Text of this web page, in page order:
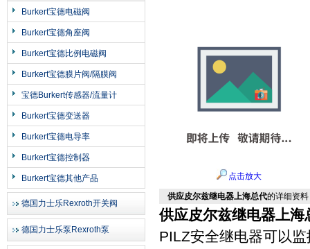
Burkert宝德电磁阀
Burkert宝德角座阀
Burkert宝德比例电磁阀
Burkert宝德膜片阀/隔膜阀
宝德Burkert传感器/流量计
Burkert宝德变送器
Burkert宝德电导率
Burkert宝德控制器
Burkert宝德其他产品
德国力士乐Rexroth开关阀
德国力士乐泵Rexroth泵
点击放大
供应皮尔兹继电器上海总代的详细资
供应皮尔兹继电器上海
PILZ安全继电器可以